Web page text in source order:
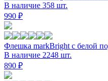
В наличие 358 шт.
990 ₽
Флешка markBright с белой
В наличие 2248 шт.
890 ₽